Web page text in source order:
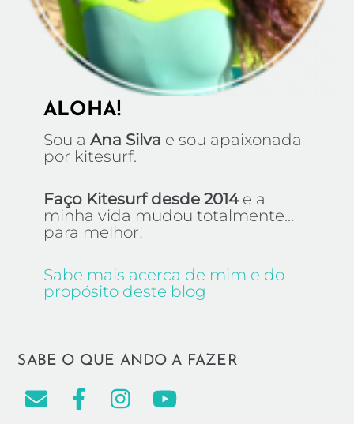
ALOHA!
Sou a Ana Silva e sou apaixonada
por kitesurf.
Faço Kitesurf desde 2014e a
minha vida mudou totalmente...
para melhor!
Sabe mais acerca de mim e do
propósito deste blog
SABE O QUE ANDO A FAZER